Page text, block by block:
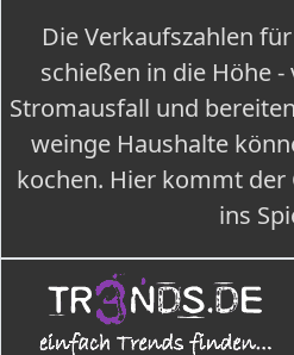
Die Verkaufszahlen
schießen in die Höhe
Stromausfall und
weinge Haushalte
kochen. Hier kommt der
ins